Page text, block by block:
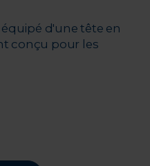
d'une tête en
conçu pour les